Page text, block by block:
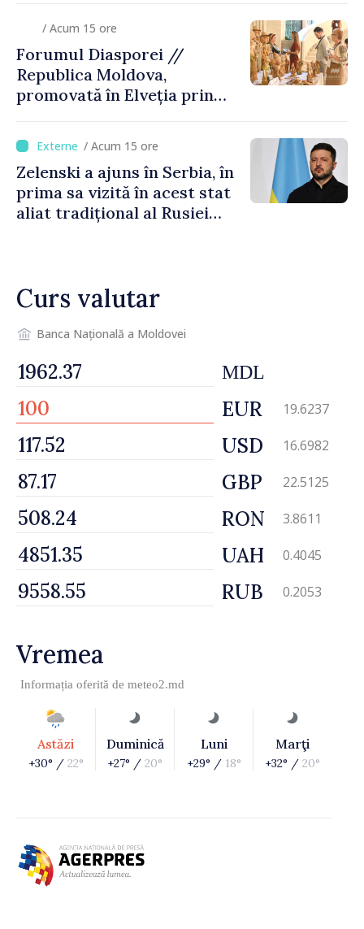
/ Acum 15 ore
Forumul Diasporei //
Republica Moldova,
promovată în Elveția prin
exporturi
/ Acum 15 ore
Zelenski a ajuns în Serbia, în
prima sa vizită în acest stat
aliat tradițional al Rusiei
Curs valutar
Banca Națională a Moldovei
MDL
EUR 19.6237
USD 16.6982
GBP 22.5125
RON 3.8611
UAH 0.4045
RUB 0.2053
Vremea
Informația oferită de meteo2.md
Astăzi
+30° / 22°
Duminică
+27° / 20°
Luni
+29° / 18°
Marţi
+32° / 20°